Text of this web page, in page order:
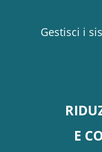
Gestisci i
E